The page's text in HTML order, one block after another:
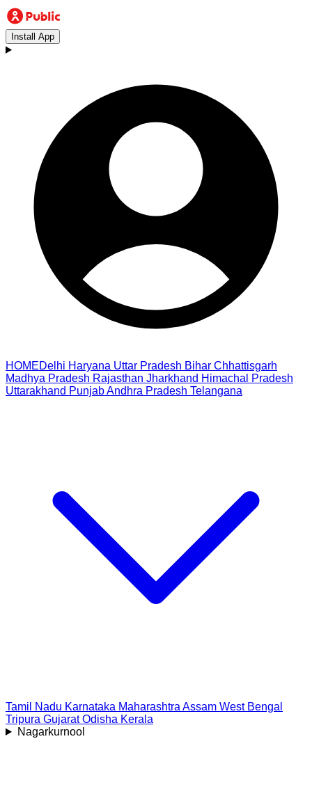
Install App
HOMEDelhi Haryana Uttar Pradesh Bihar Chhattisgarh
Madhya Pradesh Rajasthan Jharkhand Himachal Pradesh
Uttarakhand PunjabAndhra Pradesh Telangana
Tamil Nadu Karnataka Maharashtra Assam West Bengal
Tripura Gujarat Odisha Kerala
Nagarkurnool